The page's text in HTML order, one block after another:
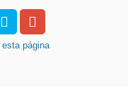
esta página